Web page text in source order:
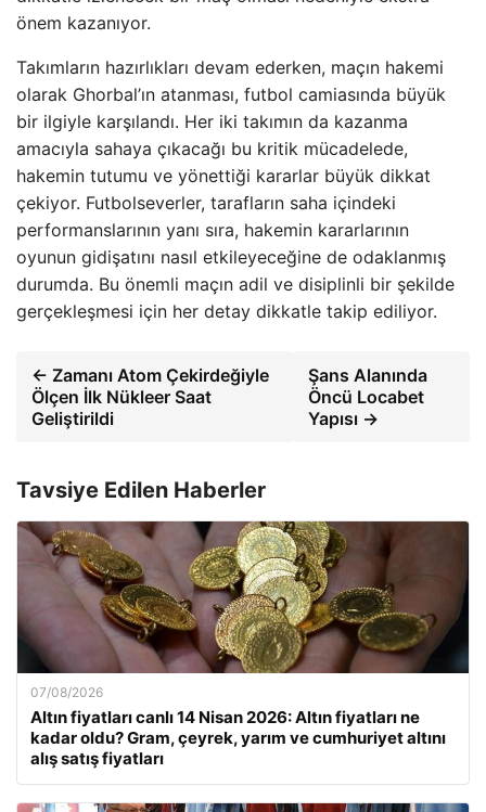
önem kazanıyor.
Takımların hazırlıkları devam ederken, maçın hakemi
olarak Ghorbal’ın atanması, futbol camiasında büyük
bir ilgiyle karşılandı. Her iki takımın da kazanma
amacıyla sahaya çıkacağı bu kritik mücadelede,
hakemin tutumu ve yönettiği kararlar büyük dikkat
çekiyor. Futbolseverler, tarafların saha içindeki
performanslarının yanı sıra, hakemin kararlarının
oyunun gidişatını nasıl etkileyeceğine de odaklanmış
durumda. Bu önemli maçın adil ve disiplinli bir şekilde
gerçekleşmesi için her detay dikkatle takip ediliyor.
← Zamanı Atom Çekirdeğiyle
Ölçen İlk Nükleer Saat
Geliştirildi
Şans Alanında
Öncü Locabet
Yapısı →
Tavsiye Edilen Haberler
07/08/2026
Altın fiyatları canlı 14 Nisan 2026: Altın fiyatları ne
kadar oldu? Gram, çeyrek, yarım ve cumhuriyet altını
alış satış fiyatları